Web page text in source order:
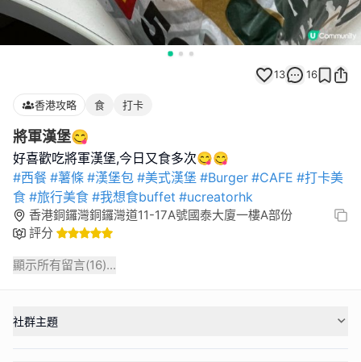
13 16
香港攻略 食 打卡
將軍漢堡😋
#西餐 #薯條 #漢堡包 #美式漢堡 #Burger #CAFE #打卡美
食 #旅行美食 #我想食buffet #ucreatorhk
香港銅鑼灣銅鑼灣道11-17A號國泰大廈一樓A部份
評分
顯示所有留言(16)...
社群主題